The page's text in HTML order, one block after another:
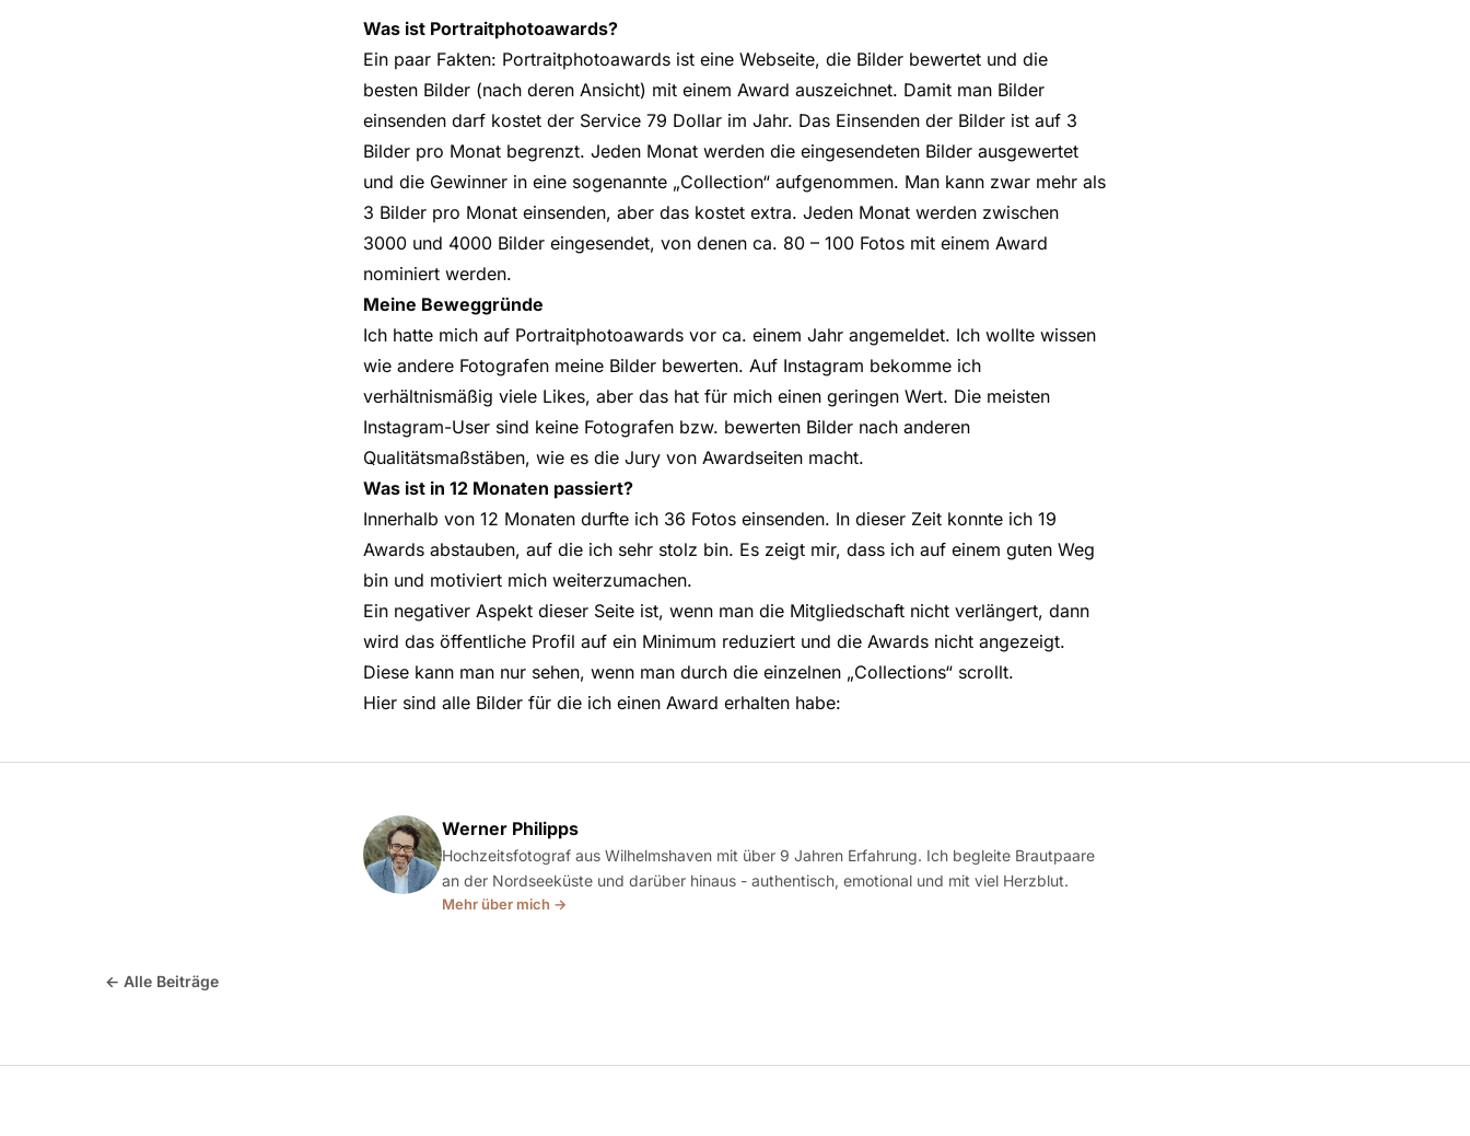
Was ist Portraitphotoawards?
Ein paar Fakten: Portraitphotoawards ist eine Webseite, die Bilder bewertet und die
besten Bilder (nach deren Ansicht) mit einem Award auszeichnet. Damit man Bilder
einsenden darf kostet der Service 79 Dollar im Jahr. Das Einsenden der Bilder ist auf 3
Bilder pro Monat begrenzt. Jeden Monat werden die eingesendeten Bilder ausgewertet
und die Gewinner in eine sogenannte „Collection“ aufgenommen. Man kann zwar mehr als
3 Bilder pro Monat einsenden, aber das kostet extra. Jeden Monat werden zwischen
3000 und 4000 Bilder eingesendet, von denen ca. 80 – 100 Fotos mit einem Award
nominiert werden.
Meine Beweggründe
Ich hatte mich auf Portraitphotoawards vor ca. einem Jahr angemeldet. Ich wollte wissen
wie andere Fotografen meine Bilder bewerten. Auf Instagram bekomme ich
verhältnismäßig viele Likes, aber das hat für mich einen geringen Wert. Die meisten
Instagram-User sind keine Fotografen bzw. bewerten Bilder nach anderen
Qualitätsmaßstäben, wie es die Jury von Awardseiten macht.
Was ist in 12 Monaten passiert?
Innerhalb von 12 Monaten durfte ich 36 Fotos einsenden. In dieser Zeit konnte ich 19
Awards abstauben, auf die ich sehr stolz bin. Es zeigt mir, dass ich auf einem guten Weg
bin und motiviert mich weiterzumachen.
Ein negativer Aspekt dieser Seite ist, wenn man die Mitgliedschaft nicht verlängert, dann
wird das öffentliche Profil auf ein Minimum reduziert und die Awards nicht angezeigt.
Diese kann man nur sehen, wenn man durch die einzelnen „Collections“ scrollt.
Hier sind alle Bilder für die ich einen Award erhalten habe:
Werner Philipps
Hochzeitsfotograf aus Wilhelmshaven mit über 9 Jahren Erfahrung. Ich begleite Brautpaare
an der Nordseeküste und darüber hinaus - authentisch, emotional und mit viel Herzblut.
Mehr über mich →
← Alle Beiträge